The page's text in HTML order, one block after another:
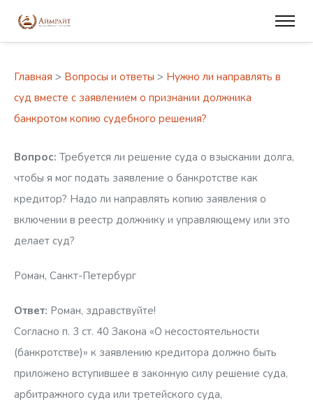
Главная > Вопросы и ответы > Нужно ли направлять в
суд вместе с заявлением о признании должника
банкротом копию судебного решения?
Вопрос: Требуется ли решение суда о взыскании долга,
чтобы я мог подать заявление о банкротстве как
кредитор? Надо ли направлять копию заявления о
включении в реестр должнику и управляющему или это
делает суд?
Роман, Санкт-Петербург
Ответ: Роман, здравствуйте!
Согласно п. 3 ст. 40 Закона «О несостоятельности
(банкротстве)» к заявлению кредитора должно быть
приложено вступившее в законную силу решение суда,
арбитражного суда или третейского суда,